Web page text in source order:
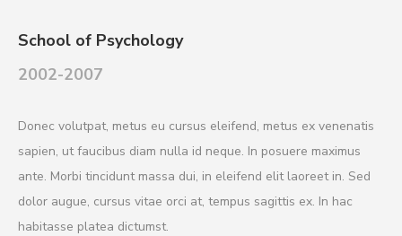
School of Psychology
2002-2007
Donec volutpat, metus eu cursus eleifend, metus ex venenatis
sapien, ut faucibus diam nulla id neque. In posuere maximus
ante. Morbi tincidunt massa dui, in eleifend elit laoreet in. Sed
dolor augue, cursus vitae orci at, tempus sagittis ex. In hac
habitasse platea dictumst.